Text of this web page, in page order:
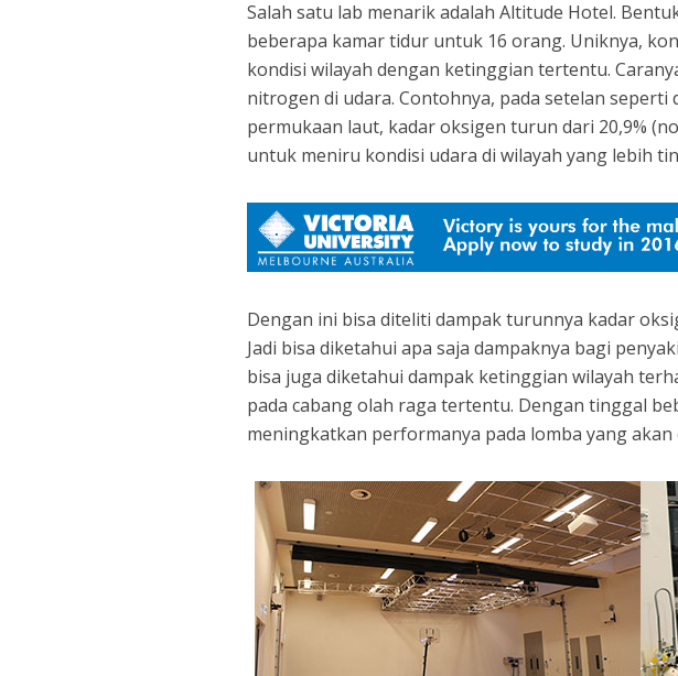
Salah satu lab menarik adalah Altitude Hotel.
beberapa kamar tidur untuk 16 orang. Uniknya,
kondisi wilayah dengan ketinggian tertentu.
nitrogen di udara. Contohnya, pada setelan seperti
permukaan laut, kadar oksigen turun dari 20,9%
untuk meniru kondisi udara di wilayah yang lebih
Dengan ini bisa diteliti dampak turunnya kadar
Jadi bisa diketahui apa saja dampaknya bagi
bisa juga diketahui dampak ketinggian wilayah
pada cabang olah raga tertentu. Dengan tinggal
meningkatkan performanya pada lomba yang akan